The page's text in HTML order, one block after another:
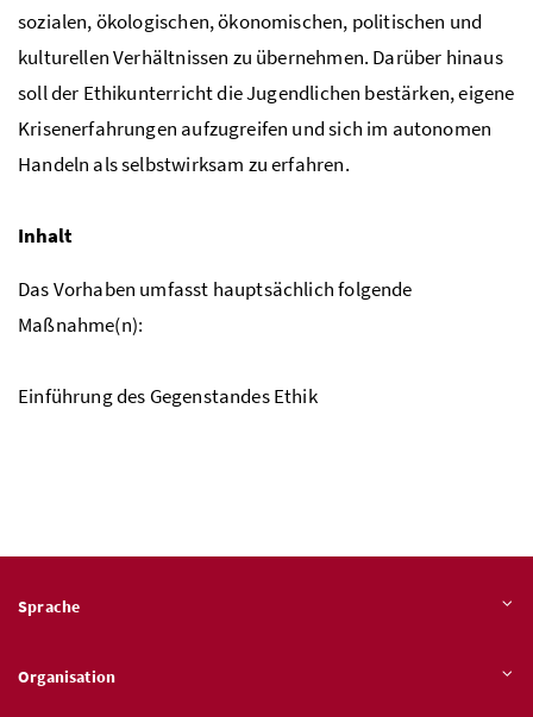
sozialen, ökologischen, ökonomischen, politischen und
kulturellen Verhältnissen zu übernehmen. Darüber hinaus
soll der Ethikunterricht die Jugendlichen bestärken, eigene
Krisenerfahrungen aufzugreifen und sich im autonomen
Handeln als selbstwirksam zu erfahren.
Inhalt
Das Vorhaben umfasst hauptsächlich folgende
Maßnahme(n):
Einführung des Gegenstandes Ethik
Sprache
Organisation